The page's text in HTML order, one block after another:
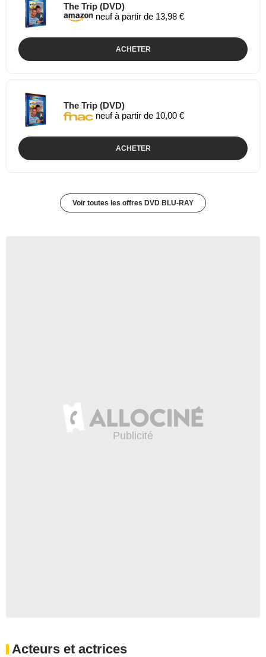
The Trip (DVD)
neuf à partir de 13,98 €
ACHETER
The Trip (DVD)
neuf à partir de 10,00 €
ACHETER
Voir toutes les offres DVD BLU-RAY
Acteurs et actrices